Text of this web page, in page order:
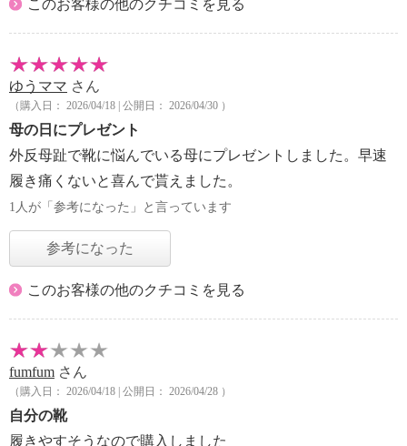
このお客様の他のクチコミを見る
ゆうママ さん
（購入日： 2026/04/18 | 公開日： 2026/04/30 ）
母の日にプレゼント
外反母趾で靴に悩んでいる母にプレゼントしました。早速
履き痛くないと喜んで貰えました。
1人が「参考になった」と言っています
参考になった
このお客様の他のクチコミを見る
fumfum さん
（購入日： 2026/04/18 | 公開日： 2026/04/28 ）
自分の靴
履きやすそうなので購入しました